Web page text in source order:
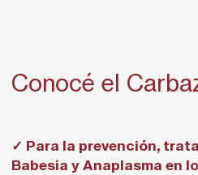
Conocé el
✓ Para la prevención,
Babesia y Anaplasma en